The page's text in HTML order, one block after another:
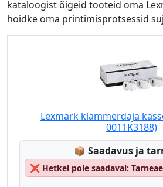
kataloogist õigeid tooteid oma
hoidke oma printimisprotsessid
Lexmark klammerdaja
0011K3188)
📦 Lagerstatus:
Saadavus ja
❌ Hetkel pole saadaval: